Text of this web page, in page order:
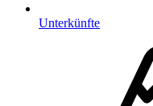
Unterkünfte